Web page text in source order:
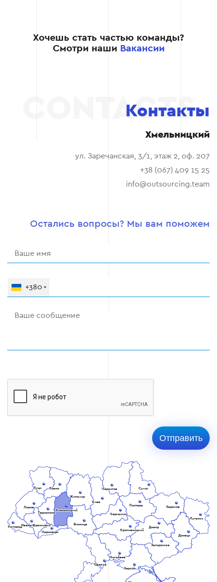
Хочешь стать частью команды?
Смотри наши Вакансии
Львов
Луцк Ровно
Винница
Хмельницкий
Житомир
Черновцы
УжгородИвано-Франковск
Тернополь
Киев
Чернигов Сумы
Полтава Харьков
Луганск
Донецк
Днепр
Черкассы
Кропивницкий
Одесса
Запорожье
Херсон
Николаев
Контакты
Хмельницкий
ул. Заречанская, 3/1, этаж 2, оф. 207
+38 (067) 409 15 25
info@outsourcing.team
Остались вопросы? Мы вам поможем
+380